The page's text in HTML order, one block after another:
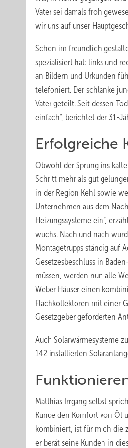
Vater sei damals froh
wir uns auf unser
Schon im freundlich
spezialisiert hat: links und
an Bildern und Urkunden
telefoniert. Der schlanke
Vater geteilt. Seit dessen
einfach“, berichtet der 31-
Erfolgreiche
Obwohl der Sprung ins
Schritt mehr als gut
in der Region Kehl sowie
Unternehmen aus dem
Heizungssysteme ein“,
wuchs. Nach und nach
Montagetrupps ständig auf
Gesetzesbeschluss in
müssen, werden nun alle
Weber Häuser einen
Flachkollektoren mit einer
Gesetzgeber geforderten
Auch Solarwärmesysteme
142 installierten
Matthias Irrgang selbst
Kunde den Komfort von Öl
kombiniert, ist für mich die
er berät seine Kunden in